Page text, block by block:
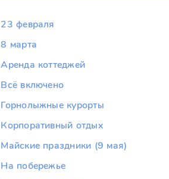
23 февраля
8 марта
Аренда коттеджей
Всё включено
Горнолыжные курорты
Корпоративный отдых
Майские праздники (9 мая)
На побережье